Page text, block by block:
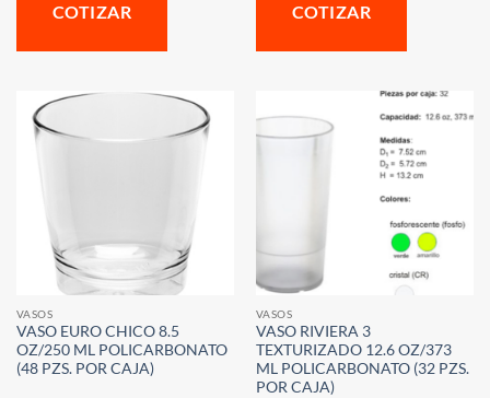
COTIZAR COTIZAR
VASOS
VASO EURO CHICO 8.5
OZ/250 ML POLICARBONATO
(48 PZS. POR CAJA)
VASOS
VASO RIVIERA 3
TEXTURIZADO 12.6 OZ/373
ML POLICARBONATO (32 PZS.
POR CAJA)